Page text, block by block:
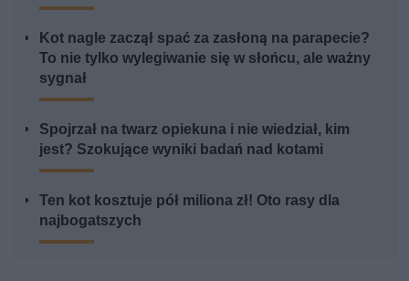
Kot nagle zaczął spać za zasłoną na parapecie?
To nie tylko wylegiwanie się w słońcu, ale ważny
sygnał
Spojrzał na twarz opiekuna i nie wiedział, kim
jest? Szokujące wyniki badań nad kotami
Ten kot kosztuje pół miliona zł! Oto rasy dla
najbogatszych